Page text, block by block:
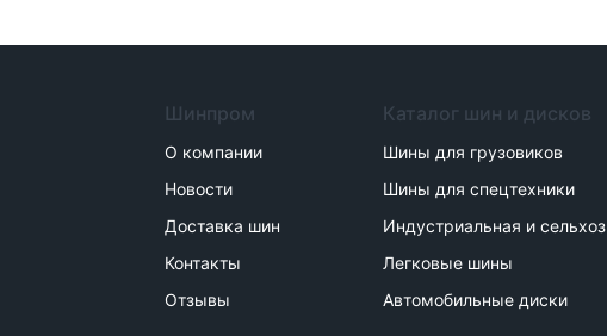
Шинпром
О компании
Новости
Доставка шин
Контакты
Отзывы
Каталог шин и дисков
Шины для грузовиков
Шины для спецтехники
Индустриальная и сельхоз
Легковые шины
Автомобильные диски